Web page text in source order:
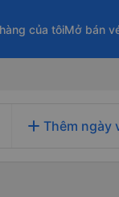
của tôiMở bán
add Thêm ngày